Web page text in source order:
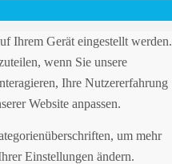
Ihrem Gerät eingestellt werden.
wenn Sie unsere
Ihre Nutzererfahrung
Website anpassen.
um mehr
Einstellungen ändern.